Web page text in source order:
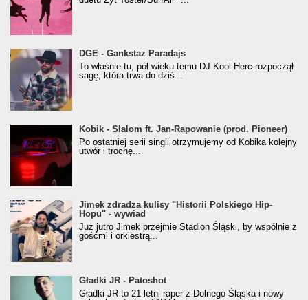
donGURALesko z nagrodą za
Klasyczny/Trueschoolowy Album Roku
(Popkillery 2023)
DGE - Gankstaz Paradajs
To właśnie tu, pół wieku temu DJ Kool Herc rozpoczął
sagę, która trwa do dziś...
Kobik - Slalom ft. Jan-Rapowanie (prod. Pioneer)
[Official Music Visualiser]
Kobik - Slalom ft. Jan-Rapowanie (prod. Pioneer)
Po ostatniej serii singli otrzymujemy od Kobika kolejny
utwór i trochę...
Jimek zdradza kulisy "Historii Polskiego Hip-
Hopu" - wywiad
Jimek zdradza kulisy "Historii Polskiego Hip-
Hopu" - wywiad
Już jutro Jimek przejmie Stadion Śląski, by wspólnie z
gośćmi i orkiestrą...
Gładki JR - Patoshot
Gładki JR - Patoshot
Gładki JR to 21-letni raper z Dolnego Śląska i nowy